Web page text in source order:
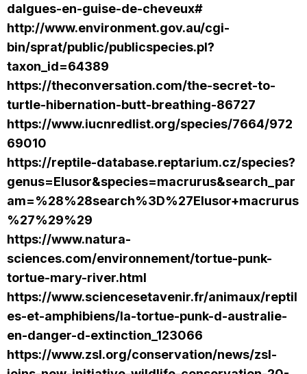
dalgues-en-guise-de-cheveux#
http://www.environment.gov.au/cgi-
bin/sprat/public/publicspecies.pl?
taxon_id=64389
https://theconversation.com/the-secret-to-
turtle-hibernation-butt-breathing-86727
https://www.iucnredlist.org/species/7664/972
69010
https://reptile-database.reptarium.cz/species?
genus=Elusor&species=macrurus&search_par
am=%28%28search%3D%27Elusor+macrurus
%27%29%29
https://www.natura-
sciences.com/environnement/tortue-punk-
tortue-mary-river.html
https://www.sciencesetavenir.fr/animaux/reptil
es-et-amphibiens/la-tortue-punk-d-australie-
en-danger-d-extinction_123066
https://www.zsl.org/conservation/news/zsl-